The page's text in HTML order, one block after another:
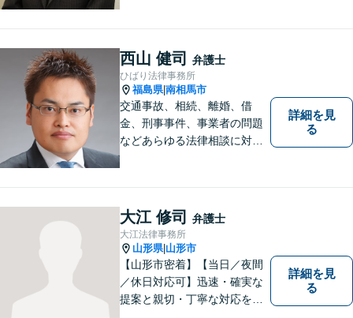
は着手金0円です。【電話相談
も可能】
西山 健司 弁護士
ひばり法律事務所
福島県|南相馬市
交通事故、相続、離婚、借
金、刑事事件、事業者の問題
などあらゆる法律相談に対応
守ることが第一です。 お困り
ごとがありましたら、まずは
ご相談ください。
詳細を見
る
大江 修司 弁護士
大江法律事務所
山形県| 山形市
【山形市密着】【当日／夜間
／休日対応可】迅速・確実な
提案と親切・丁寧な対応をい
詳細を見
る